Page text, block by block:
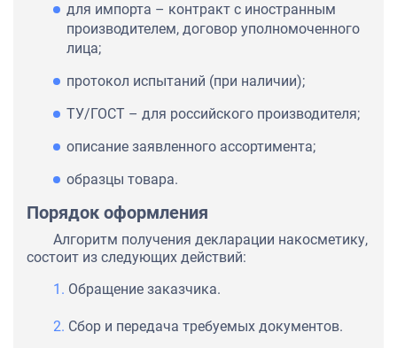
для импорта – контракт с иностранным
производителем, договор уполномоченного
лица;
протокол испытаний (при наличии);
ТУ/ГОСТ – для российского производителя;
описание заявленного ассортимента;
образцы товара.
Порядок оформления
Алгоритм получения декларации накосметику,
состоит из следующих действий:
Обращение заказчика.
Сбор и передача требуемых документов.